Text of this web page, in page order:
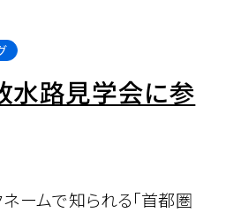
水路見学会に参
ームで知られる「首都圏